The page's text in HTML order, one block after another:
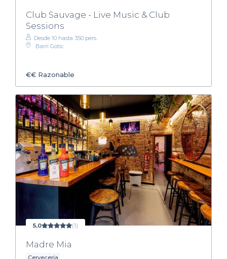
Club Sauvage - Live Music & Club
Sessions
Desde 10 hasta 350 pers.
Barri Gotic
€€ Razonable
5,0 (1)
Madre Mia